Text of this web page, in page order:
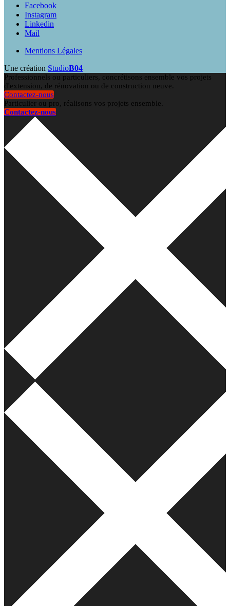
Facebook
Instagram
Linkedin
Mail
Mentions Légales
Une création StudioB04
Professionnels ou particuliers, concrétisons ensemble vos projets
d'extension, de rénovation ou de construction neuve.
Contactez-nous
Particulier ou pro, réalisons vos projets ensemble.
Contactez-nous